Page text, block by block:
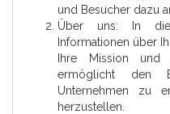
und Besucher dazu
Über uns: In
Informationen über
Ihre Mission und
ermöglicht den
Unternehmen zu
herzustellen.